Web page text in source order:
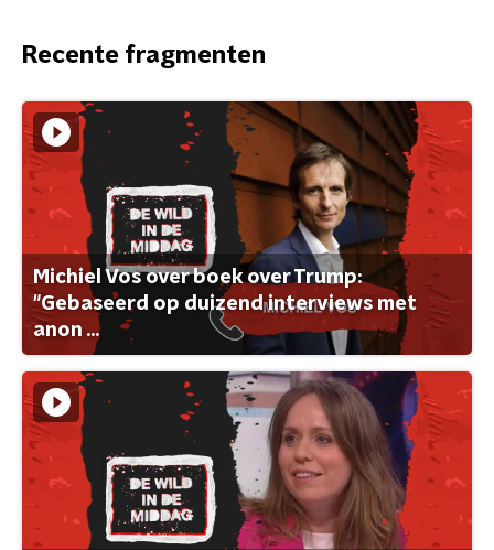
Recente fragmenten
Michiel Vos over boek over Trump:
"Gebaseerd op duizend interviews met
anon ...